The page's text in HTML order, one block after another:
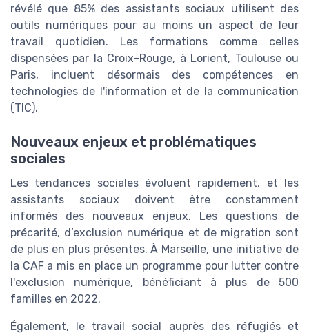
révélé que 85% des assistants sociaux utilisent des
outils numériques pour au moins un aspect de leur
travail quotidien. Les formations comme celles
dispensées par la Croix-Rouge, à Lorient, Toulouse ou
Paris, incluent désormais des compétences en
technologies de l'information et de la communication
(TIC).
Nouveaux enjeux et problématiques
sociales
Les tendances sociales évoluent rapidement, et les
assistants sociaux doivent être constamment
informés des nouveaux enjeux. Les questions de
précarité, d’exclusion numérique et de migration sont
de plus en plus présentes. À Marseille, une initiative de
la CAF a mis en place un programme pour lutter contre
l'exclusion numérique, bénéficiant à plus de 500
familles en 2022.
Également, le travail social auprès des réfugiés et